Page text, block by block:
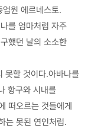
원 에르네스토.
를 엄마처럼 자주
했던 날의 소소한
못할 것이다.아바나를
항구와 시내를
떠오르는 것들에게
는 못된 연인처럼.